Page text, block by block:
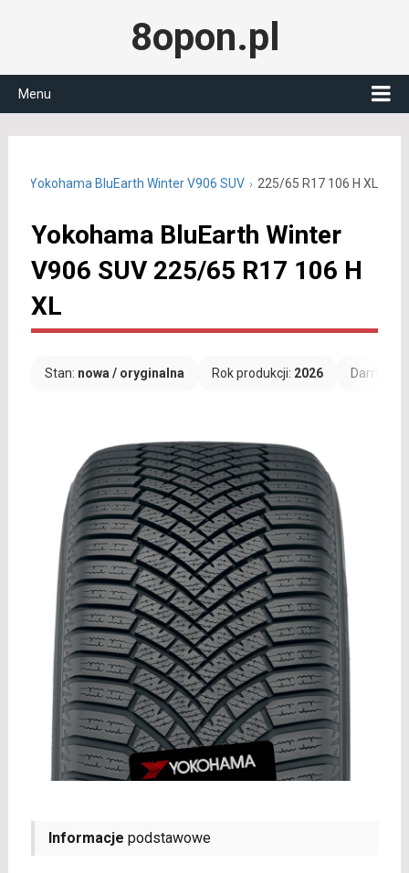
8opon.pl
Menu
Yokohama BluEarth Winter V906 SUV 225/65 R17 106 H XL
Yokohama BluEarth Winter
V906 SUV 225/65 R17 106 H
XL
Stan: nowa / oryginalna Rok produkcji: 2026
Informacje podstawowe